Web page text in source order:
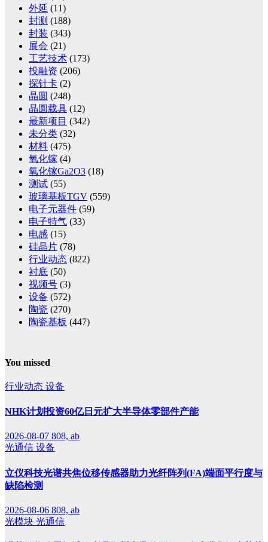
外延 (11)
封测 (188)
封装 (343)
展会 (21)
工艺技术 (173)
投融资 (206)
探针卡 (2)
晶圆 (248)
晶圆载具 (12)
最新项目 (342)
未分类 (32)
材料 (475)
氧化镓 (4)
氧化镓Ga2O3 (18)
测试 (55)
玻璃基板TGV (559)
电子元器件 (59)
电子特气 (33)
电感 (15)
硅晶片 (78)
行业动态 (822)
衬底 (50)
视频号 (3)
设备 (572)
陶瓷 (270)
陶瓷基板 (447)
You missed
行业动态 设备
NHK计划投资60亿日元扩大半导体零部件产能
2026-08-07 808, ab
光通信 设备
立仪科技光谱共焦位移传感器助力光纤阵列(FA)端面平行度与
缺陷检测
2026-08-06 808, ab
光模块 光通信